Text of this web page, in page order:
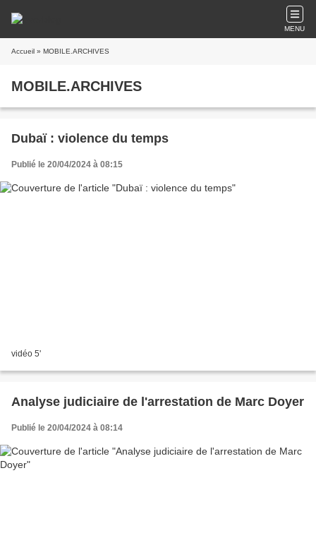
MENU
Accueil » MOBILE.ARCHIVES
MOBILE.ARCHIVES
Dubaï : violence du temps
Publié le 20/04/2024 à 08:15
vidéo 5'
Analyse judiciaire de l'arrestation de Marc Doyer
Publié le 20/04/2024 à 08:14